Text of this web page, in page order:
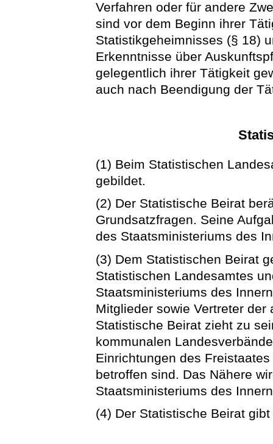
Verfahren oder für andere
sind vor dem Beginn ihrer
Statistikgeheimnisses (§ 18)
Erkenntnisse über
gelegentlich ihrer Tätigkeit
auch nach Beendigung der
(1) Beim Statistischen
gebildet.
(2) Der Statistische Beirat
Grundsatzfragen. Seine
des Staatsministeriums des
(3) Dem Statistischen Beirat
Statistischen Landesamtes
Staatsministeriums des
Mitglieder sowie Vertreter
Statistische Beirat zieht zu
kommunalen
Einrichtungen des
betroffen sind. Das Nähere
Staatsministeriums des
(4) Der Statistische Beirat